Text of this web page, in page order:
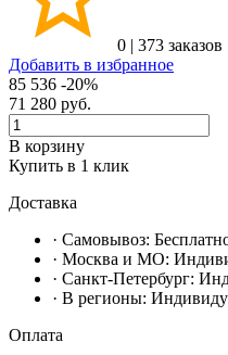
0 | 373 заказов
Добавить в избранное
85 536 -20%
71 280 руб.
В корзину
Купить в 1 клик
Доставка
· Самовывоз:
· Москвa и МО:
· Санкт-Петербург:
· В регионы:
Оплата